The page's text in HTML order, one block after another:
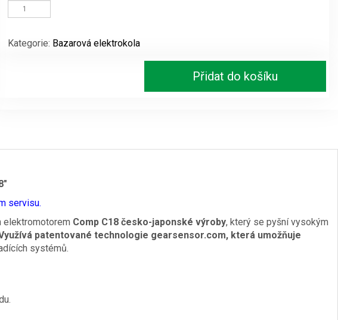
elektrokolo
APACHE
Comp
Kategorie: Bazarová elektrokola
Přidat do košíku
servisu.
Comp C18 česko-japonské výroby, který se pyšní vysokým
patentované technologie gearsensor.com, která umožňuje
systémů.